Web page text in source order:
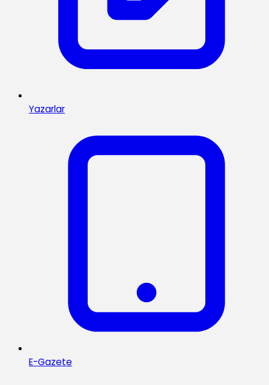
Yazarlar
E-Gazete